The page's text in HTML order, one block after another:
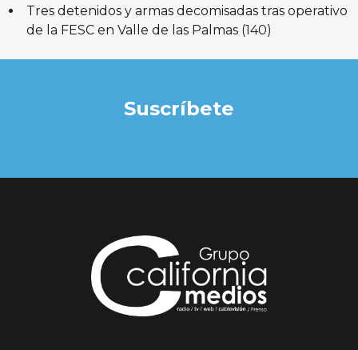
Tres detenidos y armas decomisadas tras operativo
de la FESC en Valle de las Palmas (140)
Suscríbete